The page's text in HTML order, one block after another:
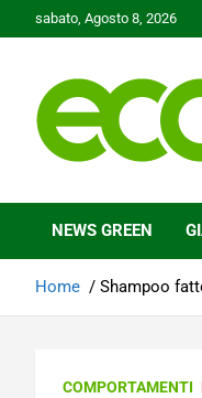
to
sabato, Agosto 8, 2026
Ecoo.it
NEWS GREEN
Home Shampoo
COMPORTAMENTI